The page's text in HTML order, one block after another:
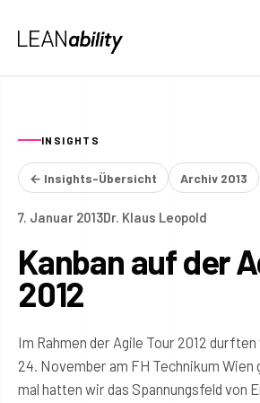
INSIGHTS
← Insights-Übersicht Archiv 2013
7. Januar 2013Dr. Klaus Leopold
Kanban auf der
2012
Im Rahmen der Agile Tour 2012 durften
24. November am FH Technikum Wien
mal hatten wir das Spannungsfeld von